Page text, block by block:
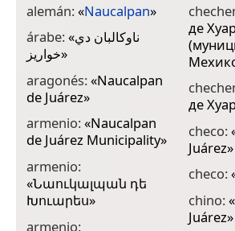
alemán:«Naucalpan»
árabe:«ناوكالبان دي
خواريز»
aragonés:«Naucalpan
de Juárez»
armenio:«Naucalpan
de Juárez Municipality»
armenio:
«Նաուկալպան դե
Խուարես»
armenio:
де
де
checo:
Juárez»
checo:
chino:«
Juárez»